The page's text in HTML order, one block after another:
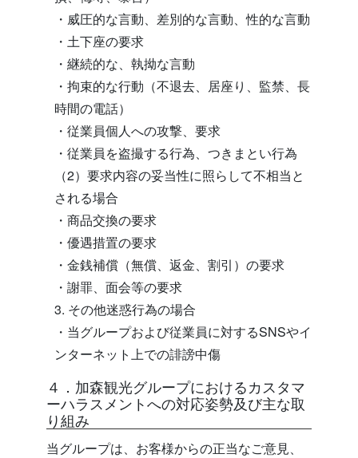
・威圧的な言動、差別的な言動、性的な言動
・土下座の要求
・継続的な、執拗な言動
・拘束的な行動（不退去、居座り、監禁、長
時間の電話）
・従業員個人への攻撃、要求
・従業員を盗撮する行為、つきまとい行為
（2）要求内容の妥当性に照らして不相当と
される場合
・商品交換の要求
・優遇措置の要求
・金銭補償（無償、返金、割引）の要求
・謝罪、面会等の要求
3. その他迷惑行為の場合
・当グループおよび従業員に対するSNSやイ
ンターネット上での誹謗中傷
４．加森観光グループにおけるカスタマ
ーハラスメントへの対応姿勢及び主な取
り組み
当グループは、お客様からの正当なご意見、